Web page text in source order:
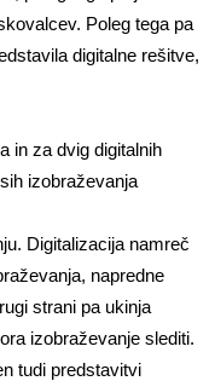
Poleg tega pa
digitalne rešitve,
in za dvig digitalnih
izobraževanja
Digitalizacija namreč
napredne
strani pa ukinja
izobraževanje slediti.
tudi predstavitvi